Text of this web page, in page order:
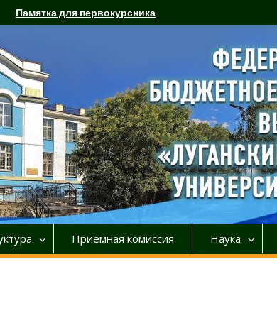
Памятка для первокурсника
Приемная комиссия Наука